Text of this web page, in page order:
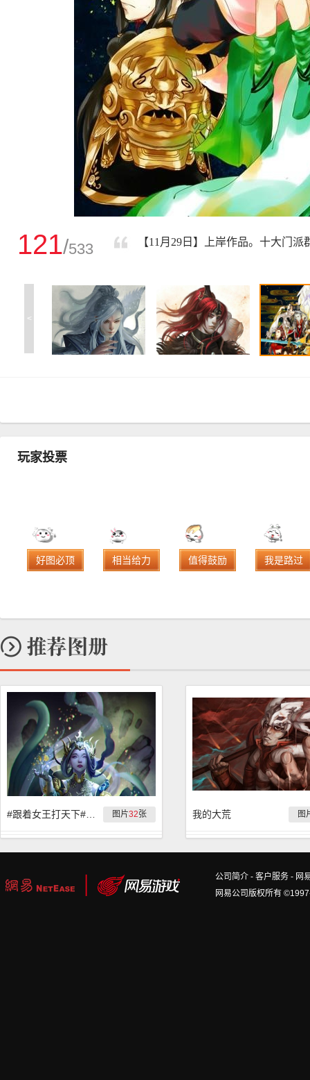
121/533 【11月29日】上岸作品。十大门派
<
玩家投票
好图必顶 相当给力 值得鼓励 我是路过
图片32张 图
我的大荒
公司简介 - 客户服务 - 网
网易公司版权所有